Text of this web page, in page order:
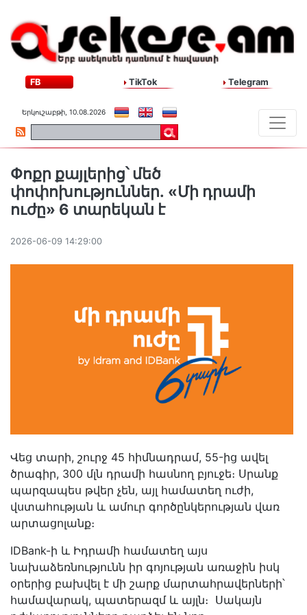
FB TikTok Telegram
Երկուշաբթի, 10.08.2026
Փոքր քայլերից՝ մեծ
փոփոխություններ․ «Մի դրամի
ուժը» 6 տարեկան է
2026-06-09 14:29:00
Վեց տարի, շուրջ 45 հիմնադրամ, 55-ից ավել
ծրագիր, 300 մլն դրամի հասնող բյուջե։ Սրանք
պարզապես թվեր չեն, այլ համատեղ ուժի,
վստահության և ամուր գործընկերության վառ
արտացոլանք։
IDBank-ի և Իդրամի համատեղ այս
նախաձեռնությունն իր գոյության առաջին իսկ
օրերից բախվել է մի շարք մարտահրավերների՝
համավարակ, պատերազմ և այլն։ Սակայն